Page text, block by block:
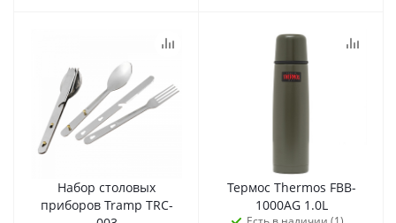
Набор столовых
приборов Tramp TRC-
Термос Thermos FBB-
1000AG 1.0L